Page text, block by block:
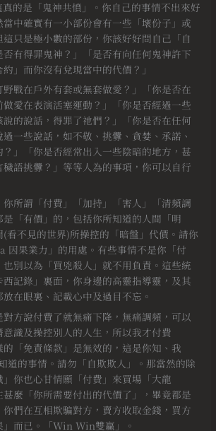
的是「鬼神共憤」。你自己的事情不出來好
中確實有一小部份會有一些「壞份子」或
這只是極小數的部份，你該好好問自己「自
有得罪鬼神？」「是否有向任何鬼神許下
約」而你沒有兌現當中的代價？」
戰在戶外有套或無套做愛？」「你是否在
愛在表演活塞運動？」「你是否經過一些
的說話，得罪了祂們？」「你是否在任何
過一些說話，如不敬、挑釁、貪婪、承諾、
」「你是否經常出入一些陰暗的地方，甚
語挑釁？」等等人為的事項，你可以自行
所謂「付費」「加持」「害人」「清頻調
「有價」的，包括你所知道的人間「明
看不見的世界)所操控的「暗盤」代價。請你
因果業力」的用處。有些事情不是你「付
別以為「買兇殺人」就不用負責。這些統
記錄」裏面，你身邊的高靈指導靈，及其
在眼裏、記載心中及過目不忘。
方說付費了就無痛下降，無痛調頻，可以
識及操控別人的人生，所以我才付費
「免責條款」是無效的，這是你知、我
道的事情。請勿「自欺欺人」。那當然的除
你也心甘情願「付費」來買場「大龍
麼「你所需要付出的代價了」，畢竟都是
你們在互相欺騙對方，賣方收取金錢，買方
而已。「Win Win雙贏」。⠀